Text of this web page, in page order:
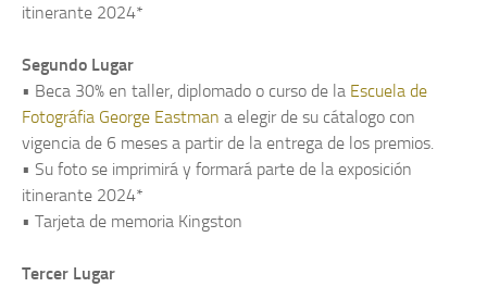
itinerante 2024*
Segundo Lugar
• Beca 30% en taller, diplomado o curso de la Escuela de
Fotográfia George Eastman a elegir de su cátalogo con
vigencia de 6 meses a partir de la entrega de los premios.
• Su foto se imprimirá y formará parte de la exposición
itinerante 2024*
• Tarjeta de memoria Kingston
Tercer Lugar